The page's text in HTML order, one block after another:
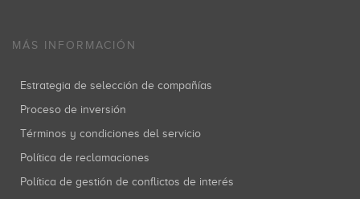
MÁS INFORMACIÓN
Estrategia de selección de compañías
Proceso de inversión
Términos y condiciones del servicio
Política de reclamaciones
Política de gestión de conflictos de interés